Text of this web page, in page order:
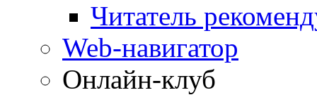
Читатель
Web-навигатор
Онлайн-клуб